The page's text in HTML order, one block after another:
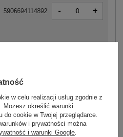
5906694114892 - +
5906694114915 -
w celu realizacji usług zgodnie z
. Możesz określić warunki
do cookie w Twojej przeglądarce.
i prywatności można
i warunki Google.